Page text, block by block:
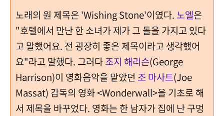
노래의 원 제목은 'Wishing Stone'이였다. 노엘은
"호텔에서 만난 한 소녀가 제가 그 돌을 가지고 있다
고 말했어요. 전 굉장히 좋은 제목이라고 생각했어
요"라고 말했다. 그러다조지 해리슨(George
Harrison)이 영화음악을 맡았던 조 마사트(Joe
Massat) 감독의 영화 <Wonderwall>을 기초로 해
서 제목을 바꾸었다. 영화는 한 남자가 집에 난 구멍